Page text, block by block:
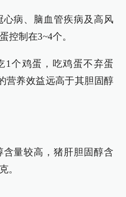
病、脑血管疾病及高风
控制在3~4个。
1个鸡蛋，吃鸡蛋不弃蛋
营养效益远高于其胆固醇
量较高，猪肝胆固醇含
。